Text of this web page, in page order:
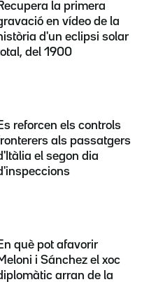
la primera
en vídeo de la
d'un eclipsi solar
del 1900
reforcen els controls
als passatgers
el segon dia
què pot afavorir
i Sánchez el xoc
arran de la